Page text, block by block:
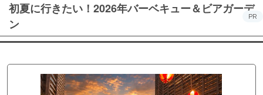
初夏に行きたい！2026年バーベキュー＆ビアガーデ
ン
PR